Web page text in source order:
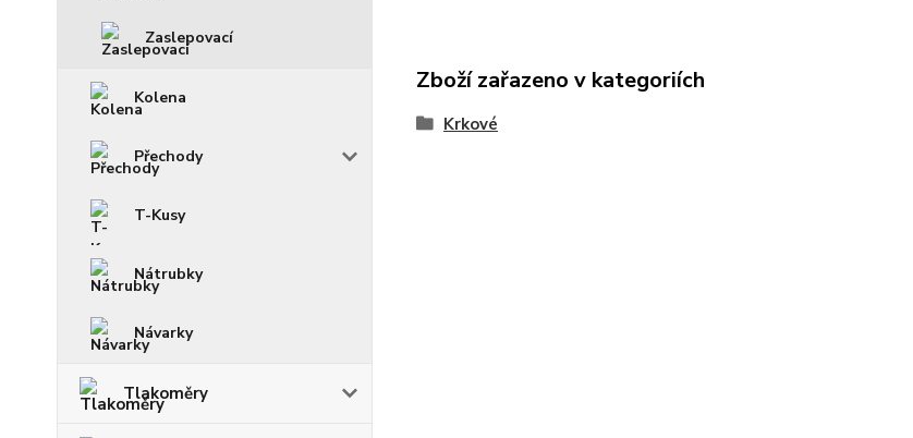
Zaslepovací
Kolena
Přechody
T-Kusy
Nátrubky
Návarky
Tlakoměry
Zboží zařazeno v kategoriích
Krkové